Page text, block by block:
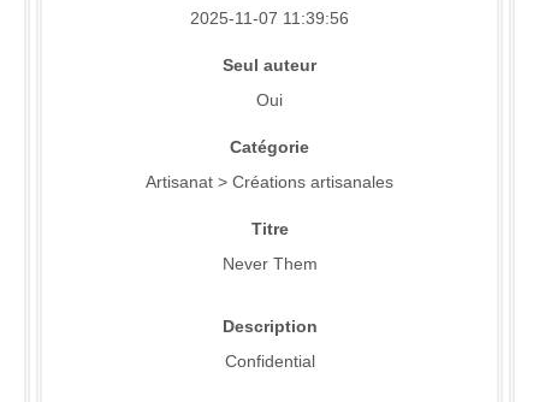
2025-11-07 11:39:56
Seul auteur
Oui
Catégorie
Artisanat > Créations artisanales
Titre
Never Them
Description
Confidential